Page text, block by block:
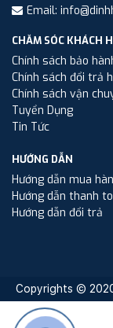
Email:
CHĂM SÓC KHÁCH
Chính sách bảo
Chính sách đổi trả
Chính sách vận
Tuyển Dụng
Tin Tức
HƯỚNG DẪN
Hướng dẫn mua
Hướng dẫn thanh
Hướng dẫn đổi trả
Copyrights © 2020